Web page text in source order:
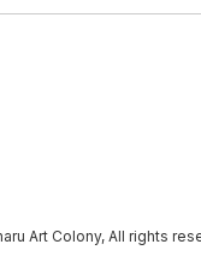
Art Colony, All rights